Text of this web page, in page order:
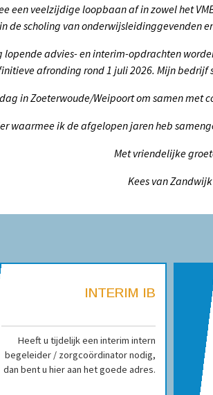
een veelzijdige loopbaan af in zowel het
de scholing van onderwijsleidinggevenden
lopende advies- en interim-opdrachten
afronding rond 1 juli 2026. Mijn
in Zoeterwoude/Weipoort om samen met
waarmee ik de afgelopen jaren heb
Met vriendelijke
Kees van Zandwijk
INTERIM IB
Heeft u tijdelijk een interim intern
begeleider / zorgcoördinator nodig,
dan bent u hier aan het goede adres.